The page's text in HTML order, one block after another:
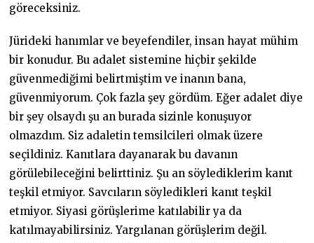
göreceksiniz.
Jürideki hanımlar ve beyefendiler, insan hayat mühim
bir konudur. Bu adalet sistemine hiçbir şekilde
güvenmediğimi belirtmiştim ve inanın bana,
güvenmiyorum. Çok fazla şey gördüm. Eğer adalet diye
bir şey olsaydı şu an burada sizinle konuşuyor
olmazdım. Siz adaletin temsilcileri olmak üzere
seçildiniz. Kanıtlara dayanarak bu davanın
görülebileceğini belirttiniz. Şu an söylediklerim kanıt
teşkil etmiyor. Savcıların söyledikleri kanıt teşkil
etmiyor. Siyasi görüşlerime katılabilir ya da
katılmayabilirsiniz. Yargılanan görüşlerim değil.